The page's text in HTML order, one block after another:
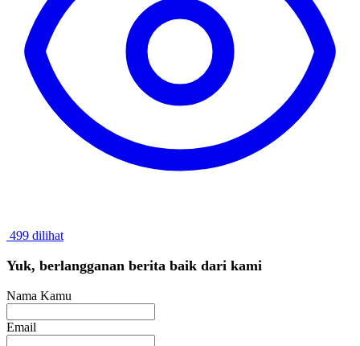
499 dilihat
Yuk, berlangganan berita baik dari kami
Nama Kamu
Email